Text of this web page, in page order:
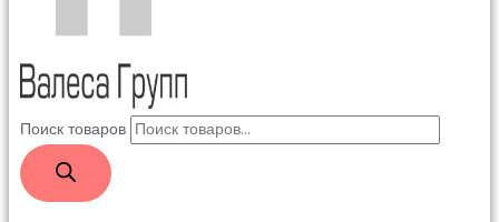
Поиск товаров